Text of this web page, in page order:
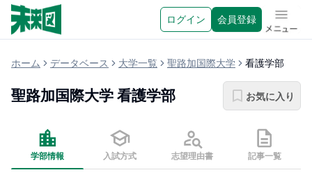
ログイン 会員登録 メニュ
ホーム データベース 大学一覧 聖路加国際大学 看護学部
聖路加国際大学 看護学部 お気に入り
学部情報 入試方式 志望理由書 記事一覧